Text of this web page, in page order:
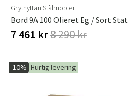
Grythyttan Stålmöbler
Bord 9A 100 Olieret Eg / Sort
7 461 kr8 290 kr
-10% Hurtig levering